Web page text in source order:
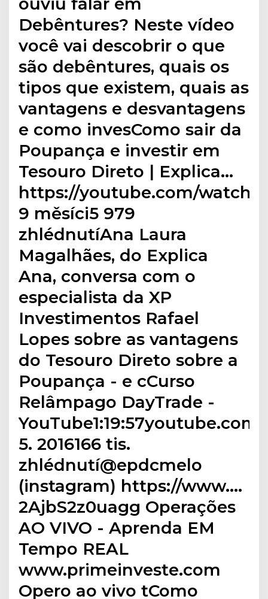
Debêntures? Neste vídeo
você vai descobrir o que
são debêntures, quais os
tipos que existem, quais as
vantagens e desvantagens
e como invesComo sair da
Poupança e investir em
Tesouro Direto | Explica…
https://youtube.com/
9 měsíci5 979
zhlédnutíAna Laura
Magalhães, do Explica
Ana, conversa com o
especialista da XP
Investimentos Rafael
Lopes sobre as vantagens
do Tesouro Direto sobre a
Poupança - e cCurso
Relâmpago DayTrade -
5. 2016166 tis.
zhlédnutí@epdcmelo
(instagram) https://www.…
2AjbS2z0uagg Operações
AO VIVO - Aprenda EM
Tempo REAL
www.primeinveste.com
Opero ao vivo tComo